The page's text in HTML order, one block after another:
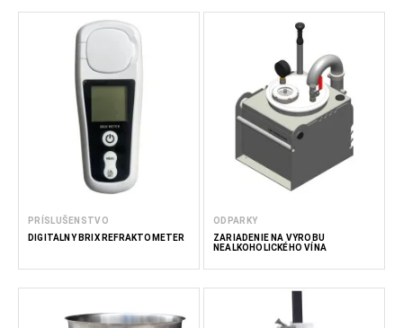
PRÍSLUŠENSTVO
DIGITÁLNY BRIX REFRAKTOMETER
ODPARKY
ZARIADENIE NA VÝROBU
NEALKOHOLICKÉHO VÍNA